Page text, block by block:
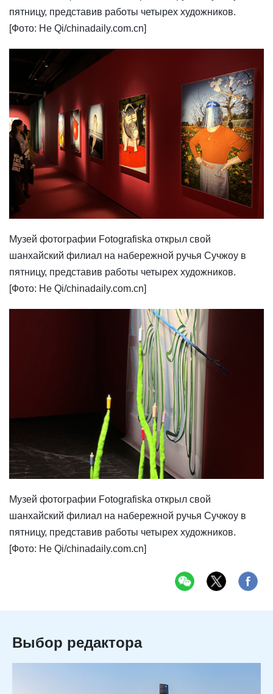
пятницу, представив работы четырех художников.
[Фото: He Qi/chinadaily.com.cn]
Музей фотографии Fotografiska открыл свой
шанхайский филиал на набережной ручья Сучжоу в
пятницу, представив работы четырех художников.
[Фото: He Qi/chinadaily.com.cn]
Музей фотографии Fotografiska открыл свой
шанхайский филиал на набережной ручья Сучжоу в
пятницу, представив работы четырех художников.
[Фото: He Qi/chinadaily.com.cn]
Выбор редактора